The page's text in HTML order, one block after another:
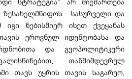
სასურველი და
ნებისმიერ ისეთ ქვეყანას
ეროვნულ იდენტობასა და
და გეოპოლიტიკური
თანმიმდევრულ
თავს უყრის თავის საგარეო,